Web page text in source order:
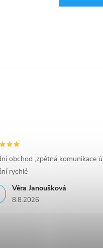
Věra Janoušková
8.8.2026
obchod ,zpětná komunikace
rychlé